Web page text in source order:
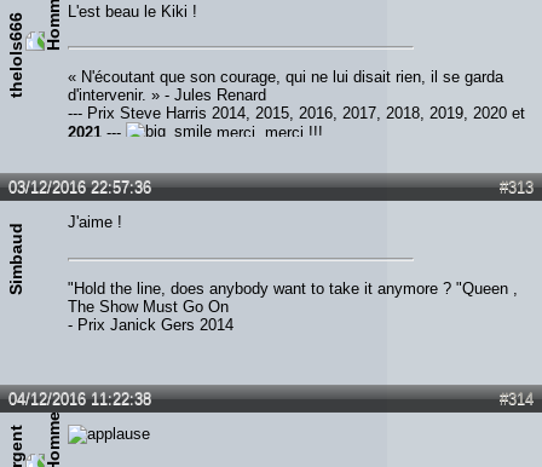
thelols666
L'est beau le Kiki !
« N'écoutant que son courage, qui ne lui disait rien, il se garda
d'intervenir. » - Jules Renard
--- Prix Steve Harris 2014, 2015, 2016, 2017, 2018, 2019, 2020 et
2021 --- merci, merci !!!
#313
03/12/2016 22:57:36
Simbaud
J'aime !
"Hold the line, does anybody want to take it anymore ? "Queen ,
The Show Must Go On
- Prix Janick Gers 2014
#314
04/12/2016 11:22:38